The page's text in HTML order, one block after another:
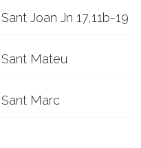
Joan Jn 17,11b-19
Mateu
Marc